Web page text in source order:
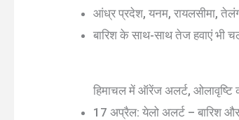
आंध्र प्रदेश, यनम, रायलसीमा,
बारिश के साथ-साथ तेज हवाएं भी
हिमाचल में ऑरेंज अलर्ट, ओलावृष्टि
17 अप्रैल: येलो अलर्ट – बारिश